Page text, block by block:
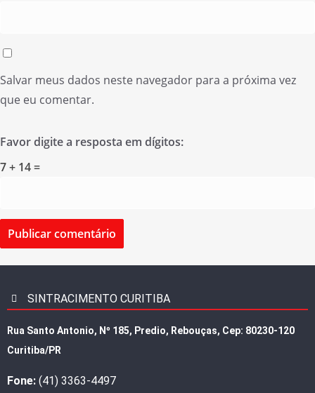
Salvar meus dados neste navegador para a próxima vez
que eu comentar.
Favor digite a resposta em dígitos:
7 + 14 =
SINTRACIMENTO CURITIBA
Rua Santo Antonio, Nº 185, Predio, Rebouças, Cep: 80230-120
Curitiba/PR
Fone: (41) 3363-4497